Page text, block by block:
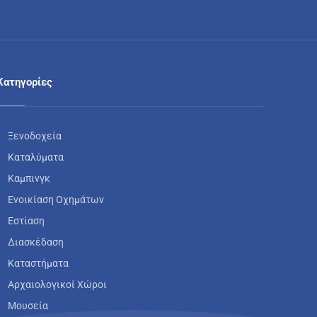
Ξενοδοχεία
Καταλύματα
Καμπινγκ
Ενοικίαση Οχημάτων
Εστίαση
Διασκέδαση
Καταστήματα
Αρχαιολογικοί Χώροι
Μουσεία